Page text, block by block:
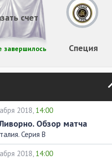
Специя
завершилось
счет
2018, 14:00
Обзор матча
Серия В
2018, 14:00